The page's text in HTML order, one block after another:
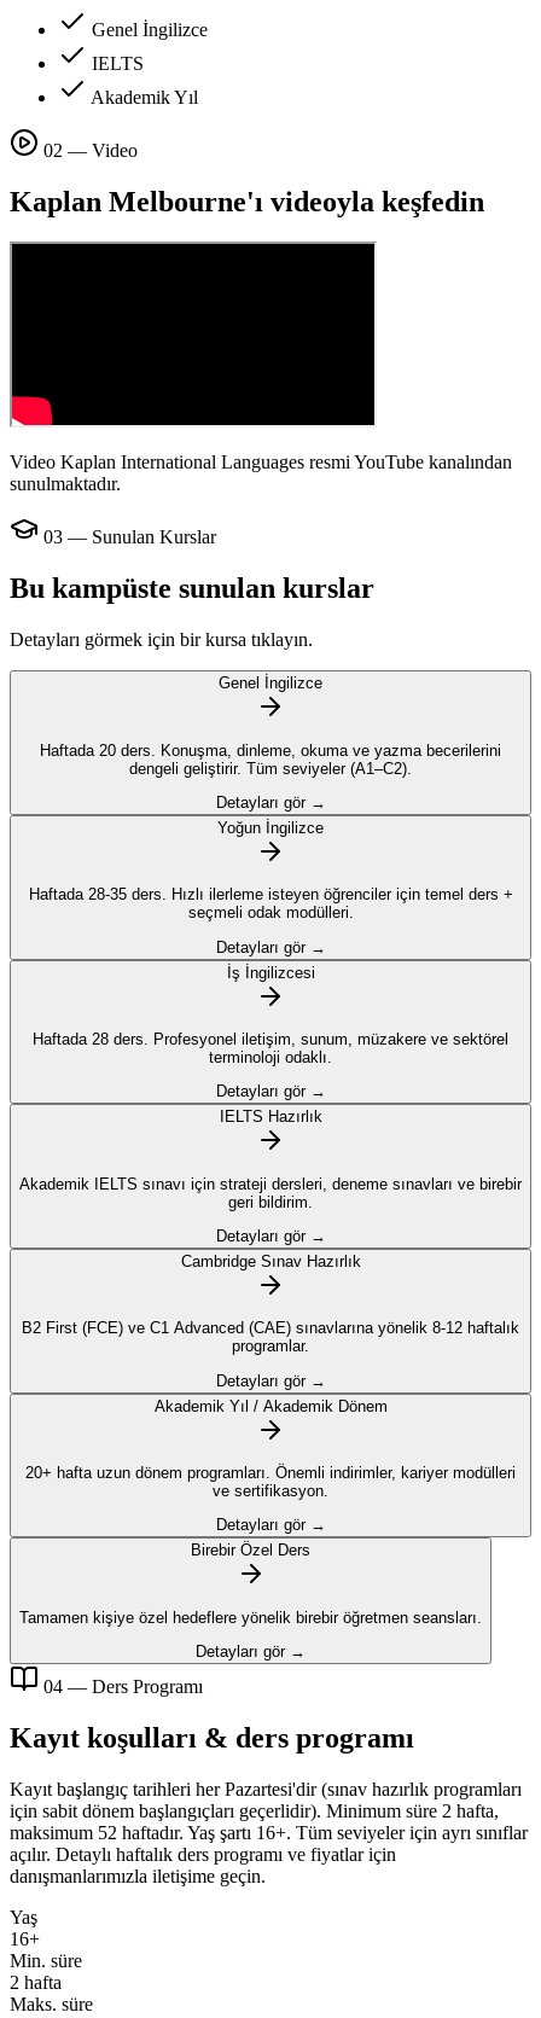
Genel İngilizce
IELTS
Akademik Yıl
02 — Video
Kaplan Melbourne'ı videoyla keşfedin
Video Kaplan International Languages resmi YouTube kanalından
sunulmaktadır.
03 — Sunulan Kurslar
Bu kampüste sunulan kurslar
Detayları görmek için bir kursa tıklayın.
Genel İngilizce
Haftada 20 ders. Konuşma, dinleme, okuma ve yazma becerilerini
dengeli geliştirir. Tüm seviyeler (A1–C2).
Detayları gör →
Yoğun İngilizce
Haftada 28-35 ders. Hızlı ilerleme isteyen öğrenciler için temel ders +
seçmeli odak modülleri.
Detayları gör →
İş İngilizcesi
Haftada 28 ders. Profesyonel iletişim, sunum, müzakere ve sektörel
terminoloji odaklı.
Detayları gör →
IELTS Hazırlık
Akademik IELTS sınavı için strateji dersleri, deneme sınavları ve birebir
geri bildirim.
Detayları gör →
Cambridge Sınav Hazırlık
B2 First (FCE) ve C1 Advanced (CAE) sınavlarına yönelik 8-12 haftalık
programlar.
Detayları gör →
Akademik Yıl / Akademik Dönem
20+ hafta uzun dönem programları. Önemli indirimler, kariyer modülleri
ve sertifikasyon.
Detayları gör →
Birebir Özel Ders
Tamamen kişiye özel hedeflere yönelik birebir öğretmen seansları.
Detayları gör →
04 — Ders Programı
Kayıt koşulları & ders programı
Kayıt başlangıç tarihleri her Pazartesi'dir (sınav hazırlık programları
için sabit dönem başlangıçları geçerlidir). Minimum süre 2 hafta,
maksimum 52 haftadır. Yaş şartı 16+. Tüm seviyeler için ayrı sınıflar
açılır. Detaylı haftalık ders programı ve fiyatlar için
danışmanlarımızla iletişime geçin.
Yaş
16+
Min. süre
2 hafta
Maks. süre